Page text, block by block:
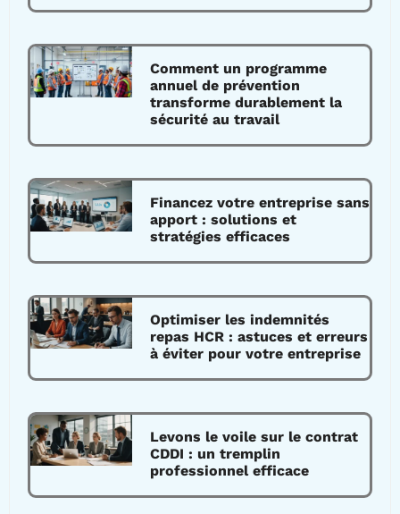
Comment un programme
annuel de prévention
transforme durablement la
sécurité au travail
Financez votre entreprise sans
apport : solutions et
stratégies efficaces
Optimiser les indemnités
repas HCR : astuces et erreurs
à éviter pour votre entreprise
Levons le voile sur le contrat
CDDI : un tremplin
professionnel efficace